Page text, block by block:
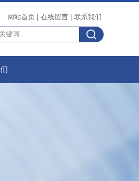
网站首页 | 在线留言 | 联系我们